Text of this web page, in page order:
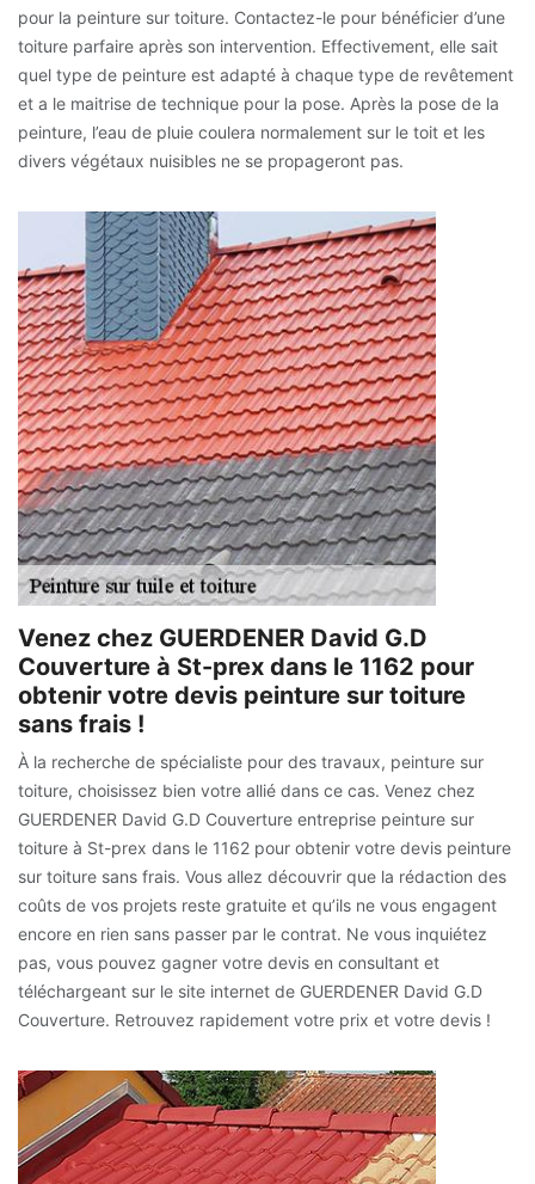
pour la peinture sur toiture. Contactez-le pour bénéficier d’une
toiture parfaire après son intervention. Effectivement, elle sait
quel type de peinture est adapté à chaque type de revêtement
et a le maitrise de technique pour la pose. Après la pose de la
peinture, l’eau de pluie coulera normalement sur le toit et les
divers végétaux nuisibles ne se propageront pas.
Venez chez GUERDENER David G.D
Couverture à St-prex dans le 1162 pour
obtenir votre devis peinture sur toiture
sans frais !
À la recherche de spécialiste pour des travaux, peinture sur
toiture, choisissez bien votre allié dans ce cas. Venez chez
GUERDENER David G.D Couverture entreprise peinture sur
toiture à St-prex dans le 1162 pour obtenir votre devis peinture
sur toiture sans frais. Vous allez découvrir que la rédaction des
coûts de vos projets reste gratuite et qu’ils ne vous engagent
encore en rien sans passer par le contrat. Ne vous inquiétez
pas, vous pouvez gagner votre devis en consultant et
téléchargeant sur le site internet de GUERDENER David G.D
Couverture. Retrouvez rapidement votre prix et votre devis !